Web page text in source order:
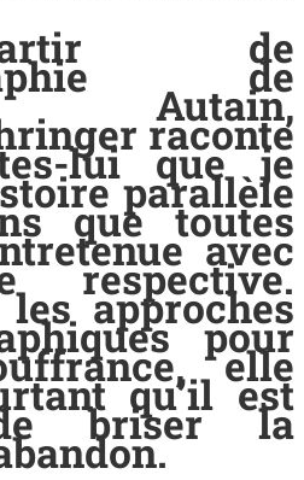
de
de
Autain,
raconte
lui que je
parallèle
que toutes
avec
respective.
approches
pour
elle
qu’il est
briser la